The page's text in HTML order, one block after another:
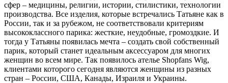
сфер – медицины, религии, истории, стилистики, технологии
производства. Все изделия, которые встречались Татьяне как в
России, так и за рубежом, не соответствовали критериям
высококлассного парика: жесткие, неудобные, громоздкие. И
тогда у Татьяны появилась мечта – создать свой собственный
парик, который станет идеальным аксессуаром для многих
женщин во всем мире. Так появилось ателье Shopfans Wig,
клиентами которого сегодня являются женщины из разных
стран – России, США, Канады, Израиля и Украины.